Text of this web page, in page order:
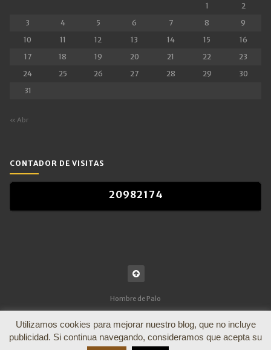
1
2
3
4 5 6 7 8
9
10
11 12 13 14 15
16
17
18 19 20 21 22
23
24
25 26 27 28 29
30
31
« Abr
CONTADOR DE VISITAS
209821 74
Hombre de Palo
Utilizamos cookies para mejorar nuestro blog, que no incluye
publicidad. Si continua navegando, consideramos que acepta su